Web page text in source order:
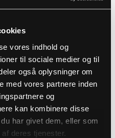
vores indhold og
til sociale medier og til
også oplysninger om
med vores partnere inden
og
kan kombinere disse
har givet dem, eller som
deres tjenester.
05